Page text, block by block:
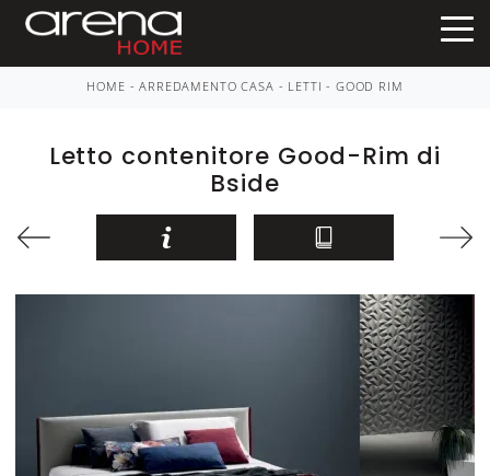
HOME -ARREDAMENTO CASA - LETTI - GOOD RIM
Letto contenitore Good-Rim di
Bside